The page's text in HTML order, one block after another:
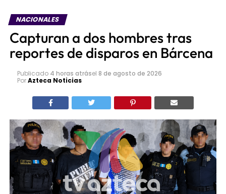
NACIONALES
Capturan a dos hombres tras
reportes de disparos en Bárcena
Publicado 4 horas atrásel 8 de agosto de 2026
PorAzteca Noticias